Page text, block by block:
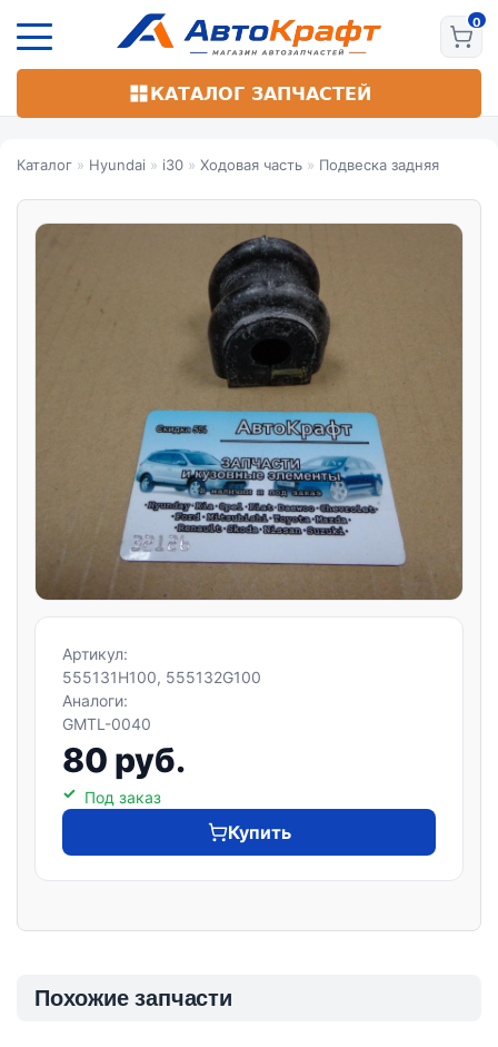
основному
КАТАЛОГ ЗАПЧАСТЕЙ
Каталог » Hyundai » i30 » Ходовая часть » Подвеска задняя
Артикул:
555131H100, 555132G100
Аналоги:
GMTL-0040
80 руб.
Под заказ
Купить
Похожие запчасти